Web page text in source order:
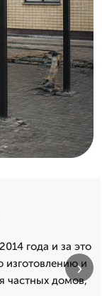
года и за это
изготовлению и
частных домов,
›